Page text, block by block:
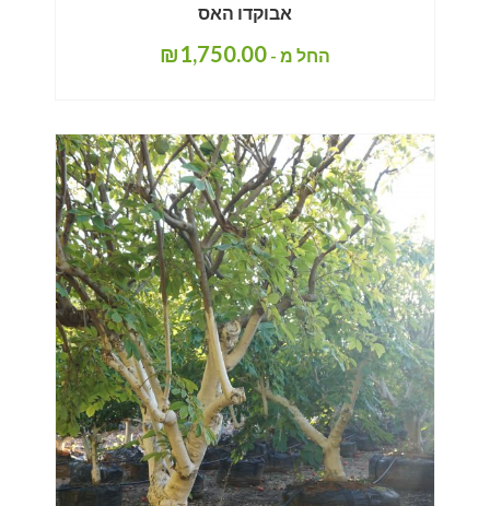
אבוקדו האס
החל מ - ₪1,750.00